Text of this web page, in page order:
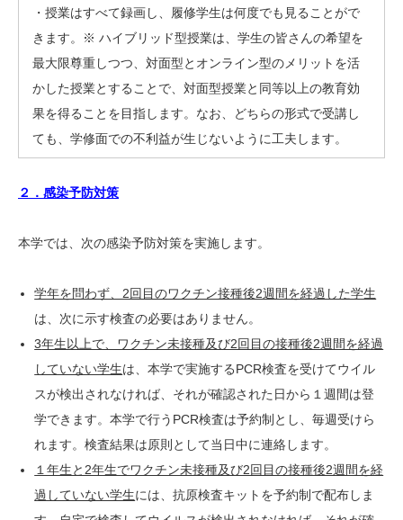
・授業はすべて録画し、履修学生は何度でも見ることがで
きます。※ ハイブリッド型授業は、学生の皆さんの希望を
最大限尊重しつつ、対面型とオンライン型のメリットを活
かした授業とすることで、対面型授業と同等以上の教育効
果を得ることを目指します。なお、どちらの形式で受講し
ても、学修面での不利益が生じないように工夫します。
２．感染予防対策
本学では、次の感染予防対策を実施します。
学年を問わず、2回目のワクチン接種後2週間を経過した学生
は、次に示す検査の必要はありません。
3年生以上で、ワクチン未接種及び2回目の接種後2週間を経過
していない学生は、本学で実施するPCR検査を受けてウイル
スが検出されなければ、それが確認された日から１週間は登
学できます。本学で行うPCR検査は予約制とし、毎週受けら
れます。検査結果は原則として当日中に連絡します。
１年生と2年生でワクチン未接種及び2回目の接種後2週間を経
過していない学生には、抗原検査キットを予約制で配布しま